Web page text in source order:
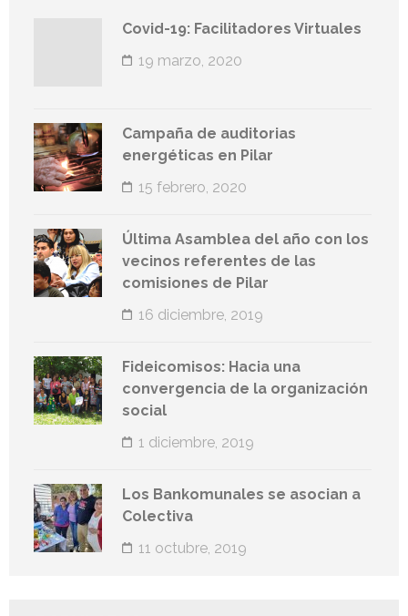
Covid-19: Facilitadores Virtuales
19 marzo, 2020
Campaña de auditorias
energéticas en Pilar
15 febrero, 2020
Última Asamblea del año con los
vecinos referentes de las
comisiones de Pilar
16 diciembre, 2019
Fideicomisos: Hacia una
convergencia de la organización
social
1 diciembre, 2019
Los Bankomunales se asocian a
Colectiva
11 octubre, 2019